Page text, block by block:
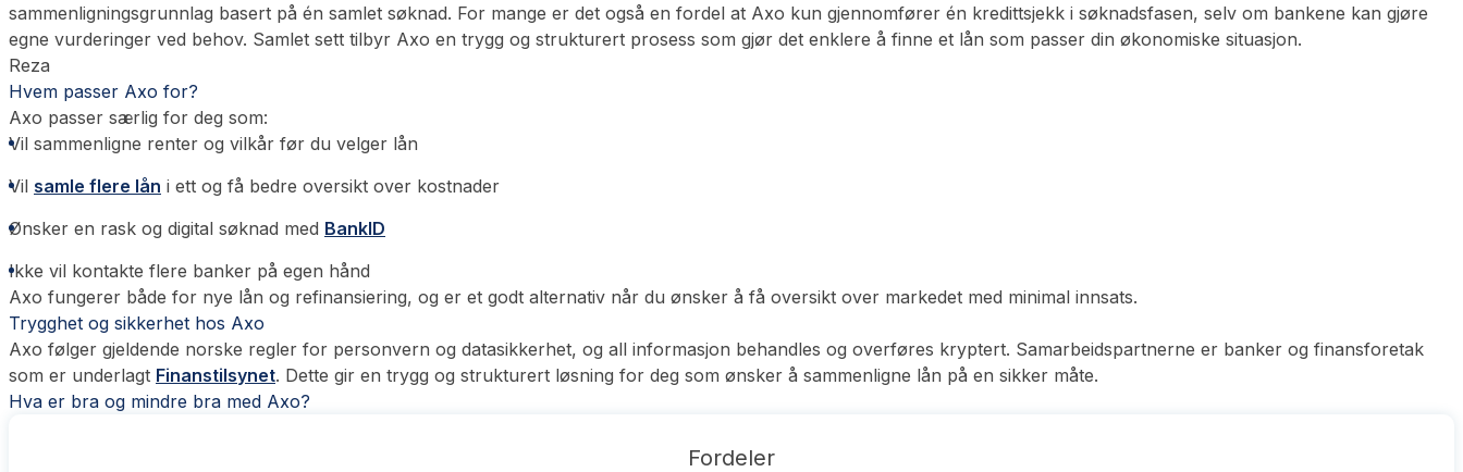
sammenligningsgrunnlag basert på én samlet søknad. For mange er det også en fordel at Axo kun gjennomfører én kredittsjekk i søknadsfasen, selv om bankene kan gjøre
egne vurderinger ved behov. Samlet sett tilbyr Axo en trygg og strukturert prosess som gjør det enklere å finne et lån som passer din økonomiske situasjon.
Reza
Hvem passer Axo for?
Axo passer særlig for deg som:
Vil sammenligne renter og vilkår før du velger lån
Vil samle flere lån i ett og få bedre oversikt over kostnader
Ønsker en rask og digital søknad med BankID
Ikke vil kontakte flere banker på egen hånd
Axo fungerer både for nye lån og refinansiering, og er et godt alternativ når du ønsker å få oversikt over markedet med minimal innsats.
Trygghet og sikkerhet hos Axo
Axo følger gjeldende norske regler for personvern og datasikkerhet, og all informasjon behandles og overføres kryptert. Samarbeidspartnerne er banker og finansforetak
som er underlagt Finanstilsynet. Dette gir en trygg og strukturert løsning for deg som ønsker å sammenligne lån på en sikker måte.
Hva er bra og mindre bra med Axo?
Fordeler